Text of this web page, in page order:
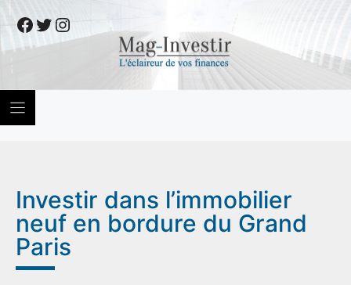
to
content
Facebook
Twitter
Instagram
Investir dans l’immobilier
neuf en bordure du Grand
Paris